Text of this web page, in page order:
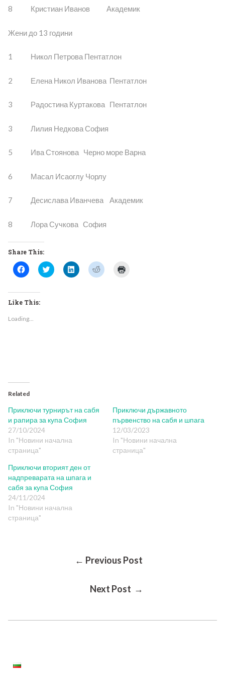
8 Кристиан Иванов Академик
Жени до 13 години
1 Никол Петрова Пентатлон
2 Елена Никол Иванова Пентатлон
3 Радостина Куртакова Пентатлон
3 Лилия Недкова София
5 Ива Стоянова Черно море Варна
6 Масал Исаоглу Чорлу
7 Десислава Иванчева Академик
8 Лора Сучкова София
Share This:
Click
to
Facebook
(Opens
in
window)
Click
to
Click
to
Click
to
Like This:
Loading...
Related
Приключи турнирът на сабя
и рапира за купа София
27/10/2024
In "Новини начална
страница"
Приключи държавното
първенство на сабя и шпага
12/03/2023
In "Новини начална
страница"
Приключи вторият ден от
надпреварата на шпага и
сабя за купа София
24/11/2024
In "Новини начална
страница"
← Previous Post
Next Post →